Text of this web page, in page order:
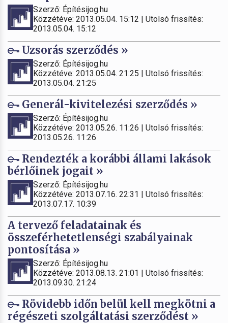
Szerző: Építésijog.hu
Közzétéve: 2013.05.04. 15:12 | Utolsó frissítés:
2013.05.04. 15:12
Uzsorás szerződés »
Szerző: Építésijog.hu
Közzétéve: 2013.05.04. 21:25 | Utolsó frissítés:
2013.05.04. 21:25
Generál-kivitelezési szerződés »
Szerző: Építésijog.hu
Közzétéve: 2013.05.26. 11:26 | Utolsó frissítés:
2013.05.26. 11:26
Rendezték a korábbi állami lakások
bérlőinek jogait »
Szerző: Építésijog.hu
Közzétéve: 2013.07.16. 22:31 | Utolsó frissítés:
2013.07.17. 10:39
A tervező feladatainak és
összeférhetetlenségi szabályainak
pontosítása »
Szerző: Építésijog.hu
Közzétéve: 2013.08.13. 21:01 | Utolsó frissítés:
2013.09.30. 21:24
Rövidebb időn belül kell megkötni a
régészeti szolgáltatási szerződést »